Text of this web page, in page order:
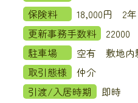
保険料
18,000円 2年
更新事務手数料
22000
駐車場
空有 敷地内
取引態様
仲介
引渡/入居時期
即時